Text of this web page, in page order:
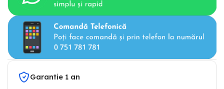
Garantie 1 an